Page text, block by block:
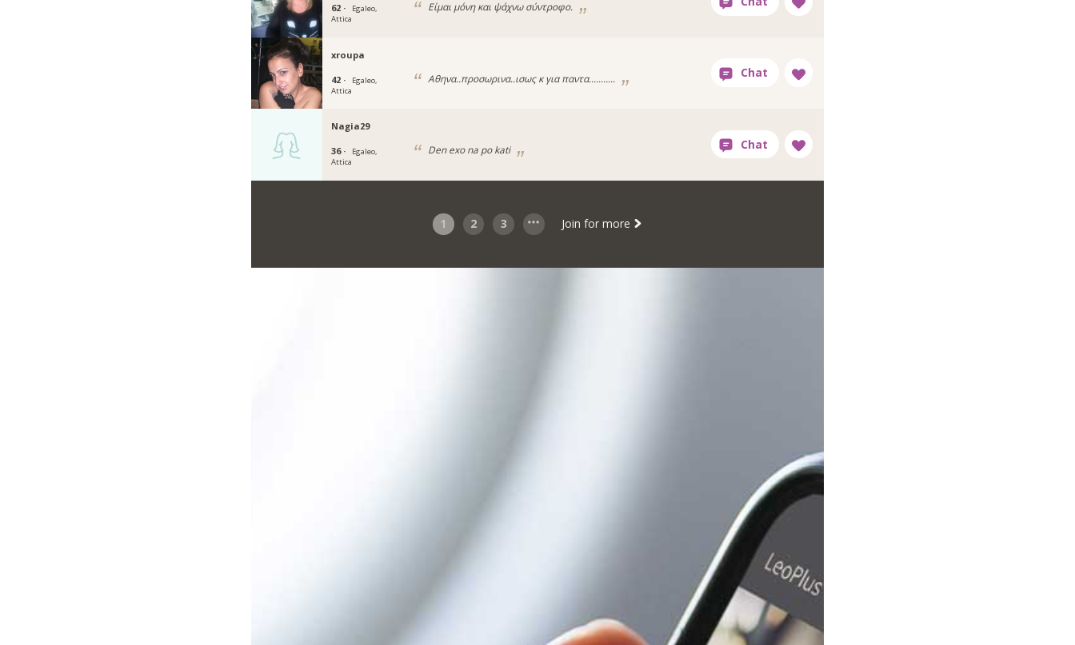
62 ·
Egaleo,
Attica
Είμαι μόνη και ψάχνω σύντροφο.
xroupa
42 ·
Egaleo,
Attica
Αθηνα..προσωρινα..ισως κ για παντα...........
Nagia29
36 ·
Egaleo,
Attica
Den exo na po kati
1 2 3 Join for more